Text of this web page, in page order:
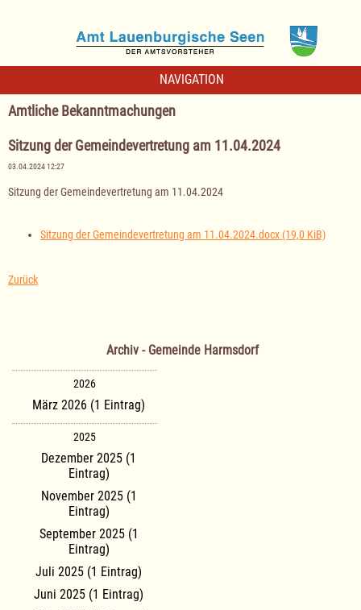
NAVIGATION
Amtliche Bekanntmachungen
Sitzung der Gemeindevertretung am 11.04.2024
03.04.2024 12:27
Sitzung der Gemeindevertretung am 11.04.2024
Sitzung der Gemeindevertretung am 11.04.2024.docx (19,0 KiB)
Zurück
Archiv - Gemeinde Harmsdorf
2026
März 2026 (1 Eintrag)
2025
Dezember 2025 (1
Eintrag)
November 2025 (1
Eintrag)
September 2025 (1
Eintrag)
Juli 2025 (1 Eintrag)
Juni 2025 (1 Eintrag)